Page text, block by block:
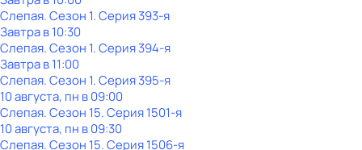
Слепая. Сезон 1. Серия 393-я
Завтра в 10:30
Слепая. Сезон 1. Серия 394-я
Завтра в 11:00
Слепая. Сезон 1. Серия 395-я
10 августа, пн в 09:00
Слепая. Сезон 15. Серия 1501-я
10 августа, пн в 09:30
Слепая. Сезон 15. Серия 1506-я